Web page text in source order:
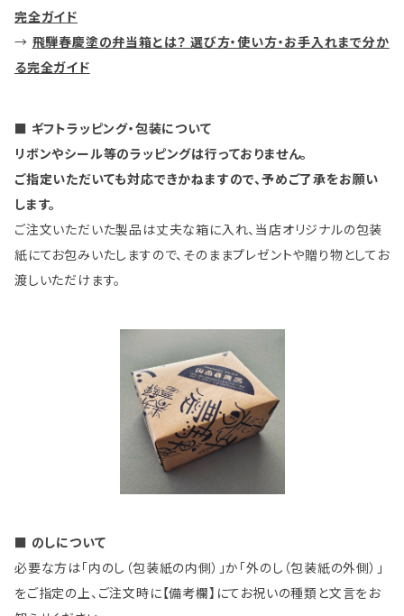
完全ガイド
→ 飛騨春慶塗の弁当箱とは？ 選び方・使い方・お手入れまで分か
る完全ガイド
■ ギフトラッピング・包装について
リボンやシール等のラッピングは行っておりません。
ご指定いただいても対応できかねますので、予めご了承をお願い
します。
ご注文いただいた製品は丈夫な箱に入れ、当店オリジナルの包装
紙にてお包みいたしますので、そのままプレゼントや贈り物としてお
渡しいただけます。
■ のしについて
必要な方は「内のし（包装紙の内側）」か「外のし（包装紙の外側）」
をご指定の上、ご注文時に【備考欄】にてお祝いの種類と文言をお